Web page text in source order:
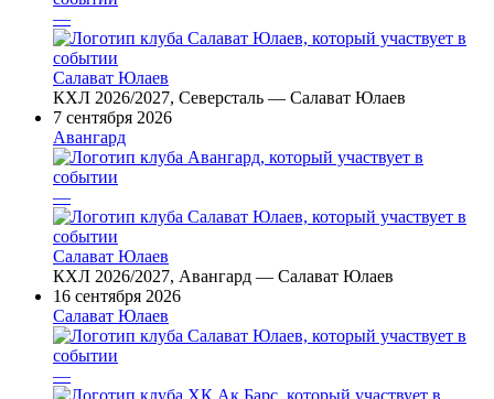
—
Салават Юлаев
КХЛ 2026/2027, Северсталь — Салават Юлаев
7 сентября 2026
Авангард
—
Салават Юлаев
КХЛ 2026/2027, Авангард — Салават Юлаев
16 сентября 2026
Салават Юлаев
—